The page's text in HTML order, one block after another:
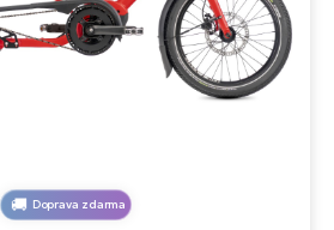
Doprava zdarma